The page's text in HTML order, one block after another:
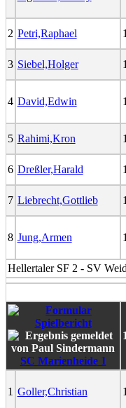
2 Petri,Raphael
3 Siebel,Holger
4 David,Edwin
5 Rahimi,Kron
6 Dreßler,Harald
7 Liebrecht,Gottlieb
8 Jung,Armen
Hellertaler SF 2 - SV
SC Marienheide 1
1 Goller,Christian